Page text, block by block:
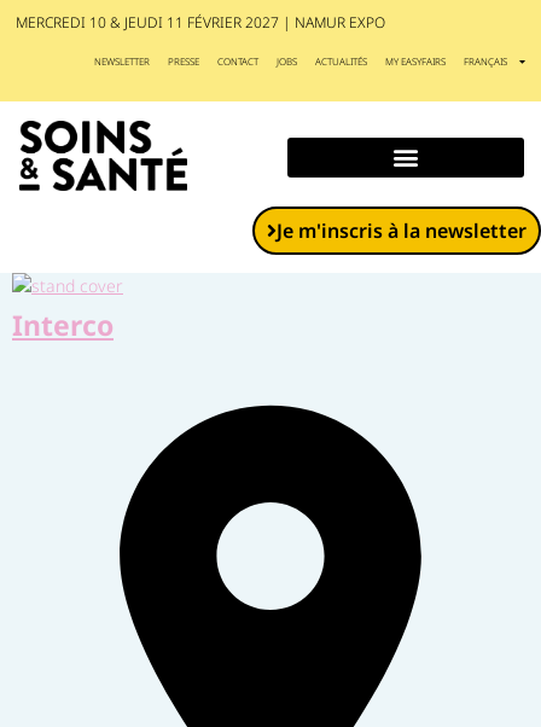
MERCREDI 10 & JEUDI 11 FÉVRIER 2027 | NAMUR EXPO
NEWSLETTER PRESSE CONTACT JOBS ACTUALITÉS MY EASYFAIRS FRANÇAIS
Je m'inscris à la newsletter
Interco